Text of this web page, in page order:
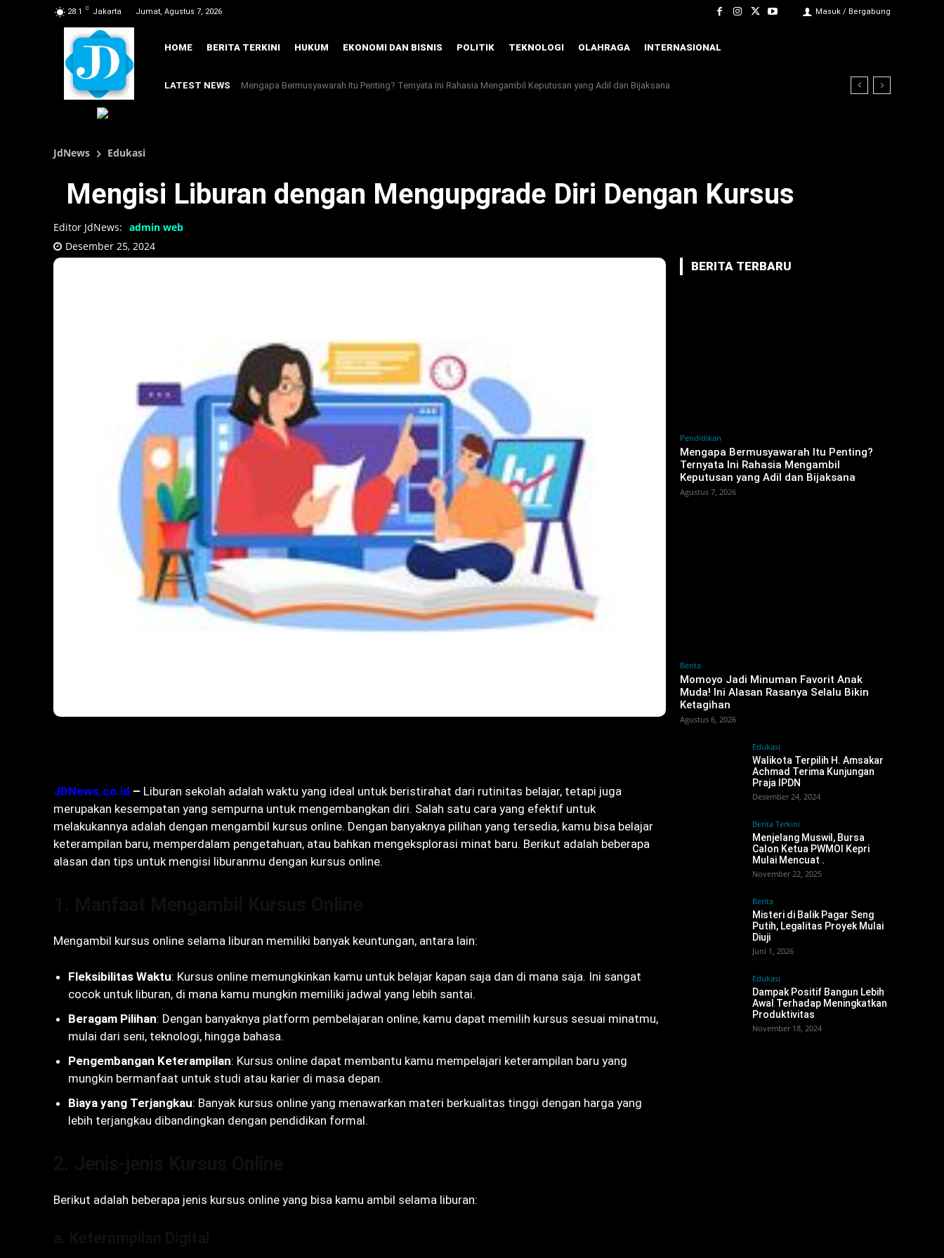
28.1 C Jakarta Jumat, Agustus 7, 2026 Masuk / Bergabung
HOME BERITA TERKINI HUKUM EKONOMI DAN BISNIS POLITIK TEKNOLOGI OLAHRAGA INTERNASIONAL
LATEST NEWS Mengapa Bermusyawarah Itu Penting? Ternyata Ini Rahasia Mengambil Keputusan yang Adil dan Bijaksana
JdNews Edukasi
Mengisi Liburan dengan Mengupgrade Diri Dengan Kursus
Editor JdNews: admin web
Desember 25, 2024
JDNews.co.id – Liburan sekolah adalah waktu yang ideal untuk beristirahat dari rutinitas belajar, tetapi juga
merupakan kesempatan yang sempurna untuk mengembangkan diri. Salah satu cara yang efektif untuk
melakukannya adalah dengan mengambil kursus online. Dengan banyaknya pilihan yang tersedia, kamu bisa belajar
keterampilan baru, memperdalam pengetahuan, atau bahkan mengeksplorasi minat baru. Berikut adalah beberapa
alasan dan tips untuk mengisi liburanmu dengan kursus online.
Mengambil kursus online selama liburan memiliki banyak keuntungan, antara lain:
Fleksibilitas Waktu: Kursus online memungkinkan kamu untuk belajar kapan saja dan di mana saja. Ini sangat
cocok untuk liburan, di mana kamu mungkin memiliki jadwal yang lebih santai.
Beragam Pilihan: Dengan banyaknya platform pembelajaran online, kamu dapat memilih kursus sesuai minatmu,
mulai dari seni, teknologi, hingga bahasa.
Pengembangan Keterampilan: Kursus online dapat membantu kamu mempelajari keterampilan baru yang
mungkin bermanfaat untuk studi atau karier di masa depan.
Biaya yang Terjangkau: Banyak kursus online yang menawarkan materi berkualitas tinggi dengan harga yang
lebih terjangkau dibandingkan dengan pendidikan formal.
Berikut adalah beberapa jenis kursus online yang bisa kamu ambil selama liburan:
BERITA TERBARU
Pendidikan
Mengapa Bermusyawarah Itu Penting?
Ternyata Ini Rahasia Mengambil
Keputusan yang Adil dan Bijaksana
Agustus 7, 2026
Berita
Momoyo Jadi Minuman Favorit Anak
Muda! Ini Alasan Rasanya Selalu Bikin
Ketagihan
Agustus 6, 2026
Edukasi
Walikota Terpilih H. Amsakar
Achmad Terima Kunjungan
Praja IPDN
Desember 24, 2024
Berita Terkini
Menjelang Muswil, Bursa
Calon Ketua PWMOI Kepri
Mulai Mencuat ‎.
November 22, 2025
Berita
Misteri di Balik Pagar Seng
Putih, Legalitas Proyek Mulai
Diuji ‎
Juni 1, 2026
Edukasi
Dampak Positif Bangun Lebih
Awal Terhadap Meningkatkan
Produktivitas
November 18, 2024